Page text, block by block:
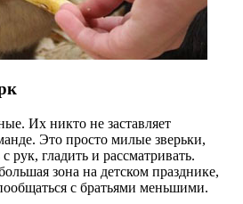
Их никто не заставляет
Это просто милые зверьки,
рук, гладить и рассматривать.
зона на детском празднике,
с братьями меньшими.